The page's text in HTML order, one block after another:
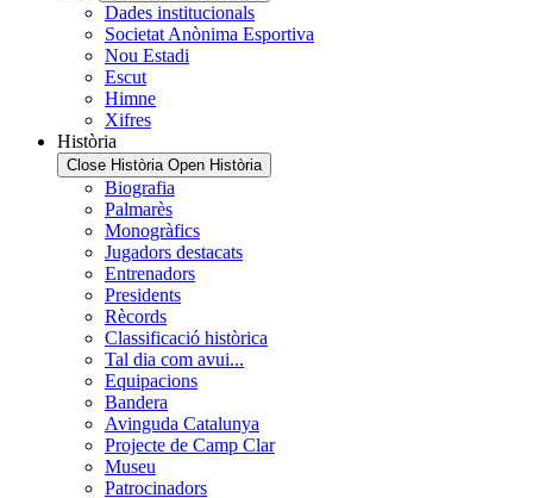
Dades institucionals
Societat Anònima Esportiva
Nou Estadi
Escut
Himne
Xifres
Història
Close Història Open Història
Biografia
Palmarès
Monogràfics
Jugadors destacats
Entrenadors
Presidents
Rècords
Classificació històrica
Tal dia com avui...
Equipacions
Bandera
Avinguda Catalunya
Projecte de Camp Clar
Museu
Patrocinadors